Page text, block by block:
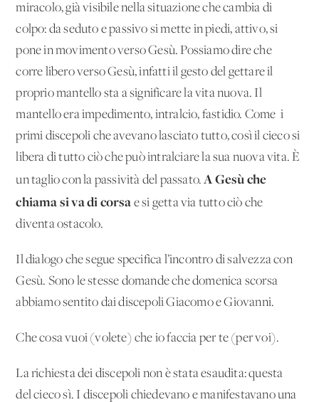
miracolo, già visibile nella situazione che cambia di
colpo: da seduto e passivo si mette in piedi, attivo, si
pone in movimento verso Gesù. Possiamo dire che
corre libero verso Gesù, infatti il gesto del gettare il
proprio mantello sta a significare la vita nuova. Il
mantello era impedimento, intralcio, fastidio. Come i
primi discepoli che avevano lasciato tutto, così il cieco si
libera di tutto ciò che può intralciare la sua nuova vita. È
un taglio con la passività del passato.A Gesù che
chiama si va di corsa e si getta via tutto ciò che
diventa ostacolo.
Il dialogo che segue specifica l’incontro di salvezza con
Gesù. Sono le stesse domande che domenica scorsa
abbiamo sentito dai discepoli Giacomo e Giovanni.
Che cosa vuoi (volete) che io faccia per te (per voi).
La richiesta dei discepoli non è stata esaudita: questa
del cieco sì. I discepoli chiedevano e manifestavano una